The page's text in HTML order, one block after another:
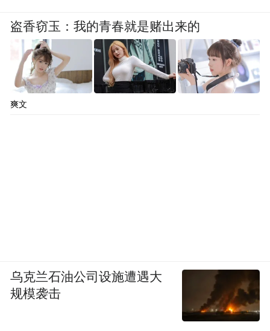
盗香窃玉：我的青春就是赌出来的
爽文
乌克兰石油公司设施遭遇大
规模袭击